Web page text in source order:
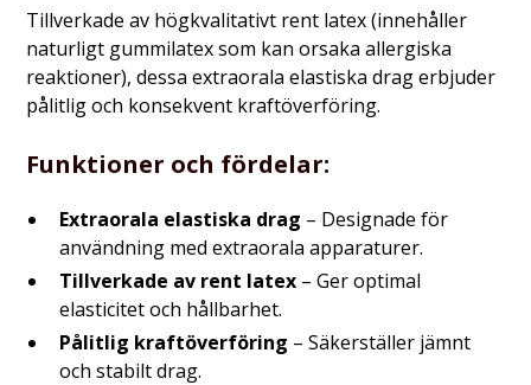
Tillverkade av högkvalitativt rent latex (innehåller
naturligt gummilatex som kan orsaka allergiska
reaktioner), dessa extraorala elastiska drag erbjuder
pålitlig och konsekvent kraftöverföring.
Funktioner och fördelar:
Extraorala elastiska drag – Designade för
användning med extraorala apparaturer.
Tillverkade av rent latex – Ger optimal
elasticitet och hållbarhet.
Pålitlig kraftöverföring – Säkerställer jämnt
och stabilt drag.